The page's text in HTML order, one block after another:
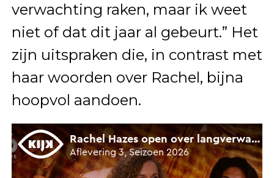
verwachting raken, maar ik weet
niet of dat dit jaar al gebeurt.” Het
zijn uitspraken die, in contrast met
haar woorden over Rachel, bijna
hoopvol aandoen.